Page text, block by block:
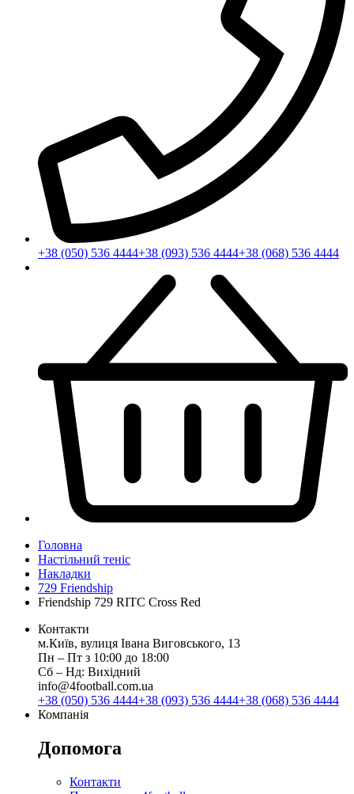
+38 (050) 536 4444+38 (093) 536 4444+38 (068) 536 4444
Головна
Настільний теніс
Накладки
729 Friendship
Friendship 729 RITC Cross Red
Контакти
м.Київ, вулиця Івана Виговського, 13
Пн ‒ Пт з 10:00 до 18:00
Сб ‒ Нд: Вихідний
info@4football.com.ua
+38 (050) 536 4444+38 (093) 536 4444+38 (068) 536 4444
Компанія
Допомога
Контакти